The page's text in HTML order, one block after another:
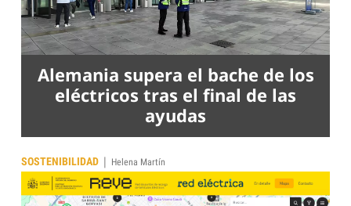
Alemania supera el bache de los
eléctricos tras el final de las
ayudas
SOSTENIBILIDAD | Helena Martín